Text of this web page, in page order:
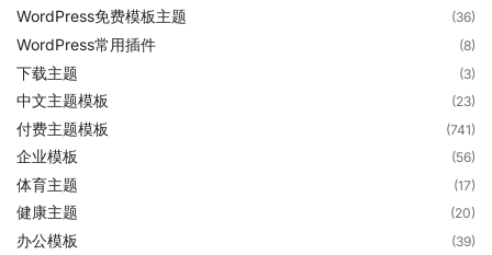
WordPress免费模板主题 (36)
WordPress常用插件 (8)
下载主题 (3)
中文主题模板 (23)
付费主题模板 (741)
企业模板 (56)
体育主题 (17)
健康主题 (20)
办公模板 (39)